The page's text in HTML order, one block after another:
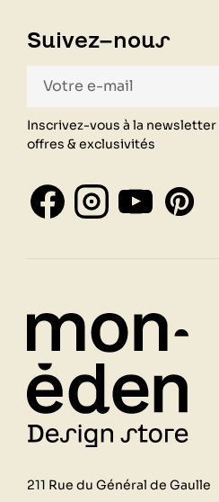
Suivez-nous
Inscrivez-vous à la
offres & exclusivités
211 Rue du Général de Gaulle